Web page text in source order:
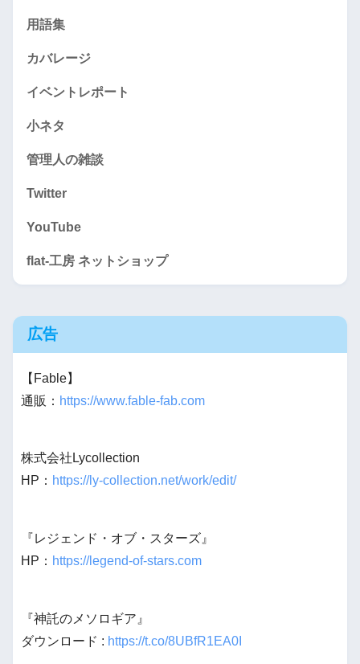
用語集
カバレージ
イベントレポート
小ネタ
管理人の雑談
Twitter
YouTube
flat-工房 ネットショップ
広告
【Fable】
通販： https://www.fable-fab.com
株式会社Lycollection
HP： https://ly-collection.net/work/edit/
『レジェンド・オブ・スターズ』
HP： https://legend-of-stars.com
『神託のメソロギア』
ダウンロード : https://t.co/8UBfR1EA0I